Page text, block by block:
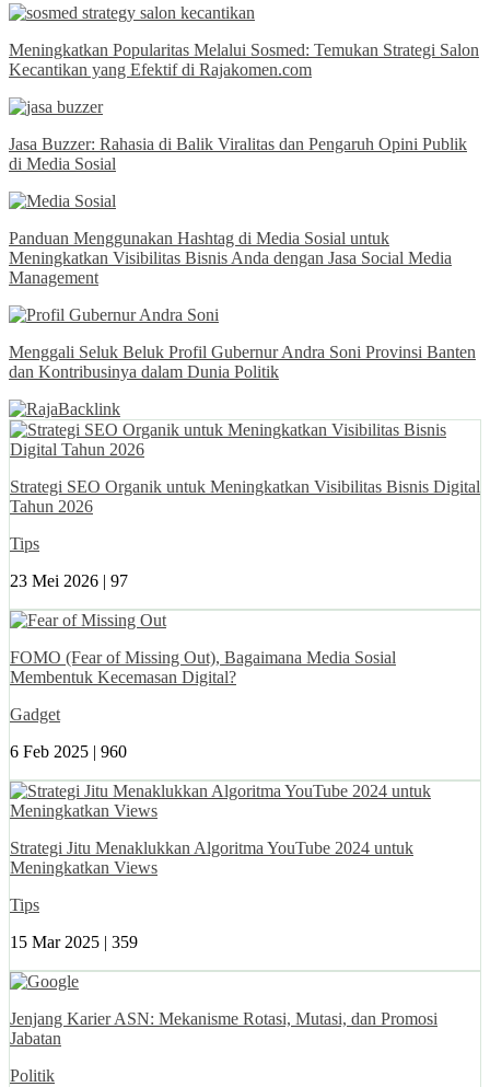
Meningkatkan Popularitas Melalui Sosmed: Temukan Strategi Salon
Kecantikan yang Efektif di Rajakomen.com
Jasa Buzzer: Rahasia di Balik Viralitas dan Pengaruh Opini Publik
di Media Sosial
Panduan Menggunakan Hashtag di Media Sosial untuk
Meningkatkan Visibilitas Bisnis Anda dengan Jasa Social Media
Management
Menggali Seluk Beluk Profil Gubernur Andra Soni Provinsi Banten
dan Kontribusinya dalam Dunia Politik
Strategi SEO Organik untuk Meningkatkan Visibilitas Bisnis Digital
Tahun 2026
Tips
23 Mei 2026 | 97
FOMO (Fear of Missing Out), Bagaimana Media Sosial
Membentuk Kecemasan Digital?
Gadget
6 Feb 2025 | 960
Strategi Jitu Menaklukkan Algoritma YouTube 2024 untuk
Meningkatkan Views
Tips
15 Mar 2025 | 359
Jenjang Karier ASN: Mekanisme Rotasi, Mutasi, dan Promosi
Jabatan
Politik